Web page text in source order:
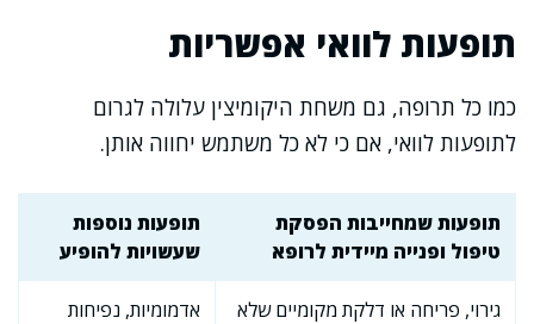
תופעות לוואי אפשריות
כמו כל תרופה, גם משחת היקומיצין עלולה לגרום
לתופעות לוואי, אם כי לא כל משתמש יחווה אותן.
תופעות שמחייבות הפסקת
טיפול ופנייה מיידית לרופא
תופעות נוספות
שעשויות להופיע
גירוי, פריחה או דלקת מקומיים שלא
אדמומיות, נפיחות